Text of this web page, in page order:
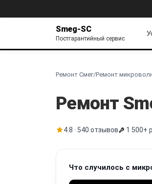
Smeg-SC
Постгарантийный сервис
Ремонт Смег/Ремонт
Ремонт
4.8 · 540 отзывов 1 500+
Что случилось с